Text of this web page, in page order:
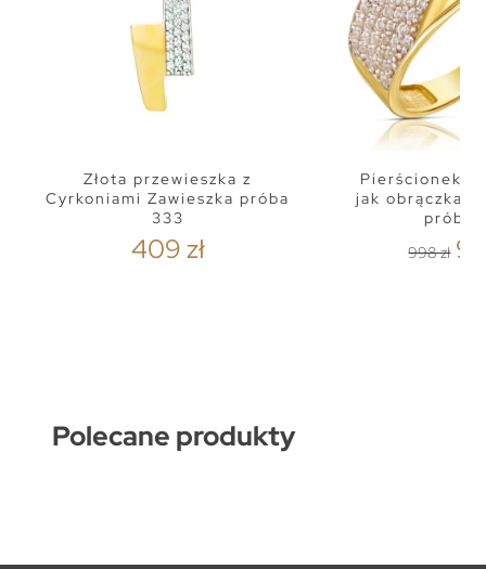
Złota przewieszka z
Cyrkoniami Zawieszka próba
333
409 zł
Pierścionek
jak obrączka z
próba
998 zł
Polecane produkty